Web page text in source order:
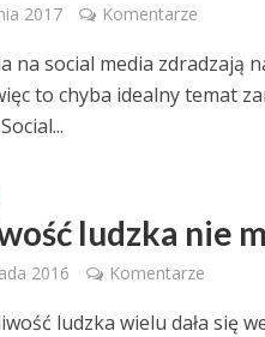
2017 Komentarze
na social media zdradzają
to chyba idealny temat
ludzka nie
2016 Komentarze
ludzka wielu dała się